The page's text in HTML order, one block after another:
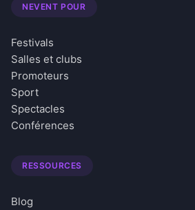
NEVENT POUR
Festivals
Salles et clubs
Promoteurs
Sport
Spectacles
Conférences
RESSOURCES
Blog